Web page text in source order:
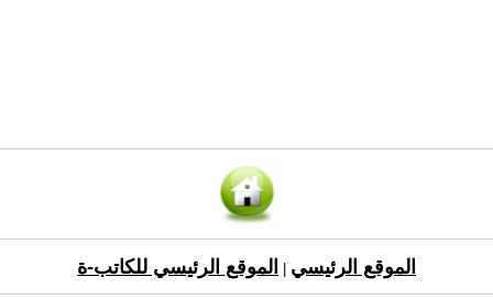
الموقع الرئيسي الموقع الرئيسي للكاتب-ة